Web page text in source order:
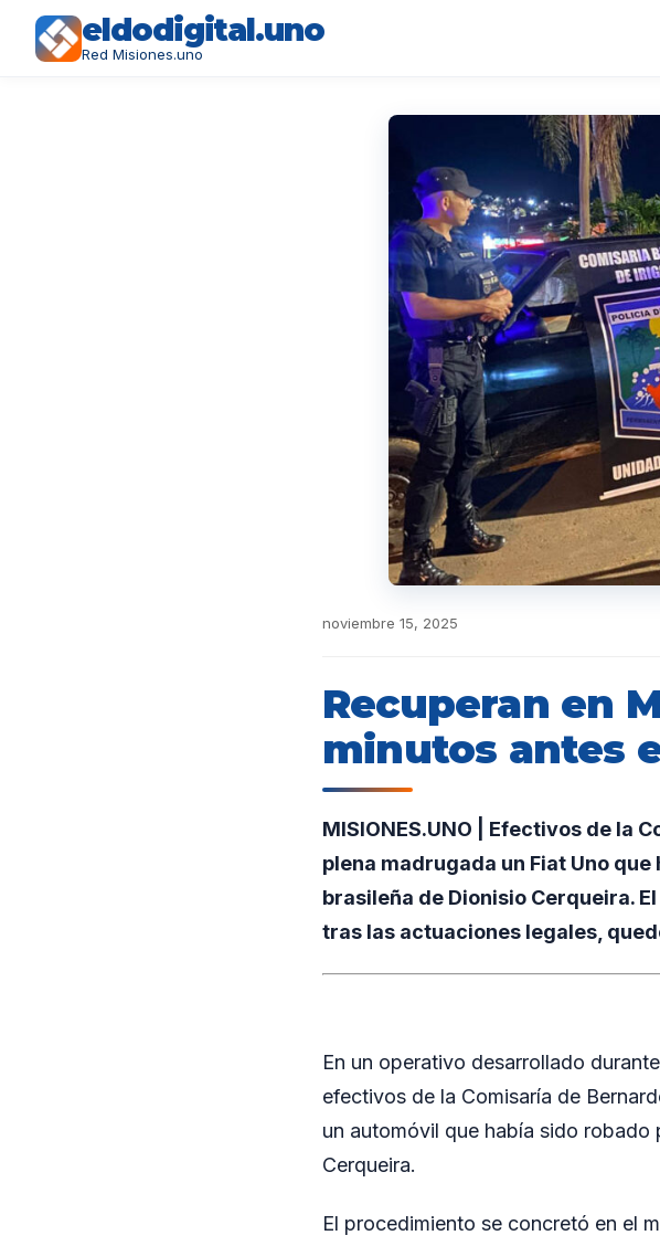
eldodigital.uno
Red Misiones.uno
noviembre 15, 2025
Recuperan en
minutos antes
MISIONES.UNO | Efectivos de la
plena madrugada un Fiat Uno
brasileña de Dionisio Cerqueira.
tras las actuaciones legales,
En un operativo desarrollado
efectivos de la Comisaría de
un automóvil que había sido
Cerqueira.
El procedimiento se concretó en el